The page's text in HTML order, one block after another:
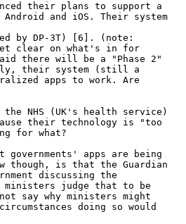
their plans to support a
and iOS. Their system
by DP-3T) [6]. (note:
clear on what's in for
there will be a "Phase 2"
their system (still a
apps to work. Are
NHS (UK's health service)
their technology is "too
for what?
apps are being
though, is that the Guardian
discussing the
judge that to be
say why ministers might
doing so would